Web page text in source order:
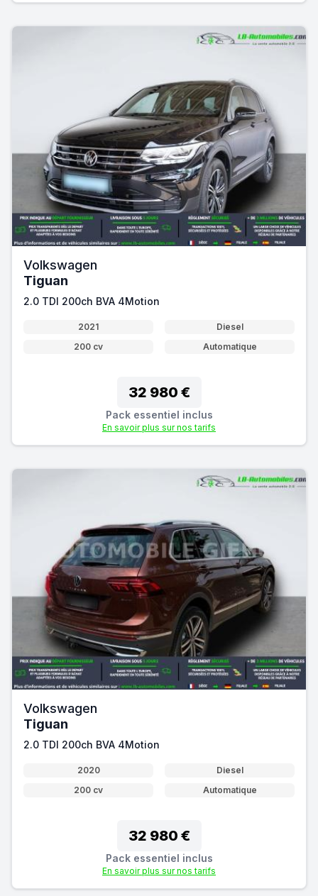
Volkswagen
Tiguan
2.0 TDI 200ch BVA 4Motion
2021
Diesel
200 cv
Automatique
32 980 €
Pack essentiel inclus
En savoir plus sur nos tarifs
Volkswagen
Tiguan
2.0 TDI 200ch BVA 4Motion
2020
Diesel
200 cv
Automatique
32 980 €
Pack essentiel inclus
En savoir plus sur nos tarifs